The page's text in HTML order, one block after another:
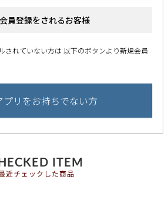
員登録をされるお客様
されていない方は 以下のボタンより新規会員
プリをお持ちでない方
ITEM
近チェックした商品